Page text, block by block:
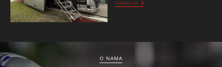
SAZNAJTE VIŠE
O NAMA